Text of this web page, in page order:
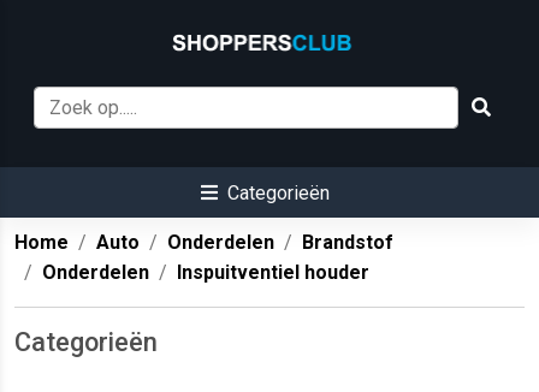
Categorieën
Home Auto Onderdelen
Brandstof
Onderdelen
Inspuitventiel houder
Categorieën